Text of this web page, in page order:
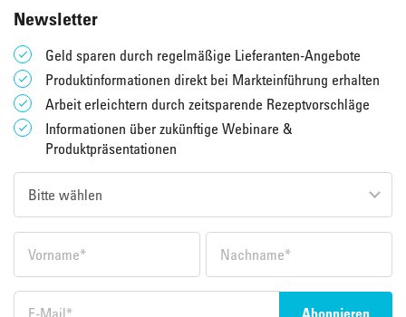
Newsletter
Geld sparen durch regelmäßige Lieferanten-Angebote
Produktinformationen direkt bei Markteinführung erhalten
Arbeit erleichtern durch zeitsparende Rezeptvorschläge
Informationen über zukünftige Webinare &
Produktpräsentationen